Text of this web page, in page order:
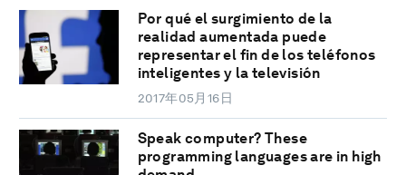
Por qué el surgimiento de la
realidad aumentada puede
representar el fin de los teléfonos
inteligentes y la televisión
2017年05月16日
Speak computer? These
programming languages are in high